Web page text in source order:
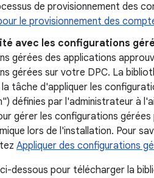
de provisionnement des
le provisionnement des
avec les configurations
gérées des applications
gérées sur votre DPC. La
tâche d'appliquer les
définies par l'administrateur à
gérer les configurations
lors de l'installation. Pour
Appliquer des configurations
dessous pour télécharger la